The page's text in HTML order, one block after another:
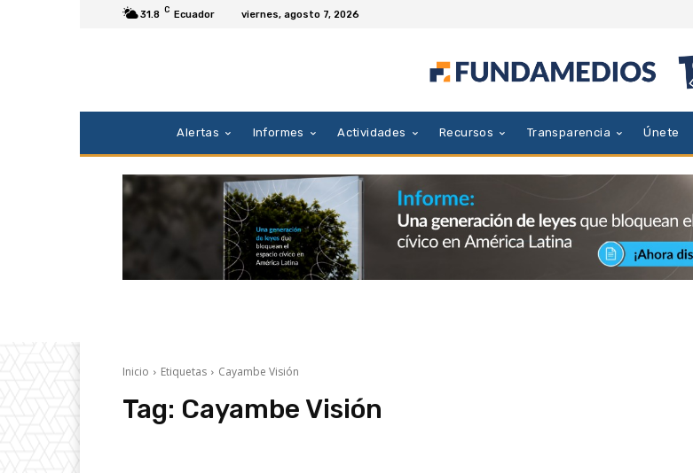
31.8 C Ecuador viernes, agosto 7, 2026
Alertas Informes Actividades Recursos Transparencia Únete
Inicio Etiquetas Cayambe Visión
Tag: Cayambe Visión